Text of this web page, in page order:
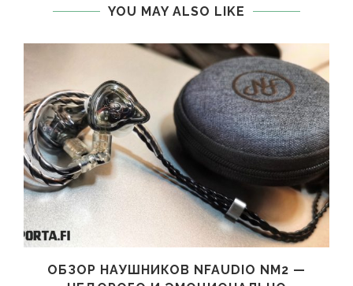
YOU MAY ALSO LIKE
ОБЗОР НАУШНИКОВ NFAUDIO NM2 —